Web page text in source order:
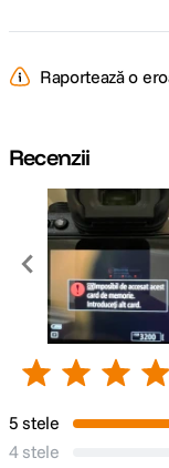
Cod producator
Raportează o
Recenzii
5 stele
4 stele